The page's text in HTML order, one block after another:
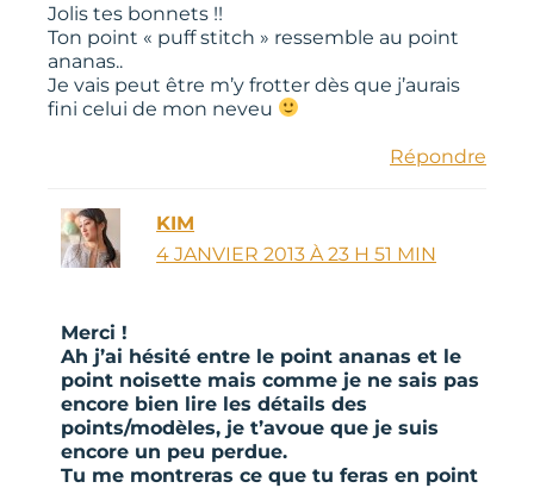
Jolis tes bonnets !!
Ton point « puff stitch » ressemble au point
ananas..
Je vais peut être m’y frotter dès que j’aurais
fini celui de mon neveu
Répondre
KIM
4 JANVIER 2013 À 23 H 51 MIN
Merci !
Ah j’ai hésité entre le point ananas et le
point noisette mais comme je ne sais pas
encore bien lire les détails des
points/modèles, je t’avoue que je suis
encore un peu perdue.
Tu me montreras ce que tu feras en point